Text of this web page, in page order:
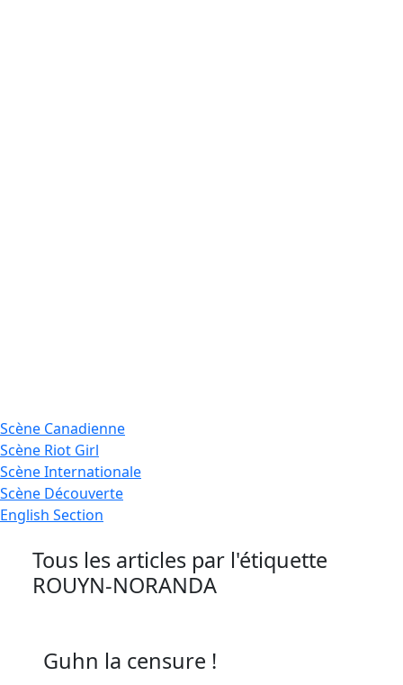
Scène Canadienne
Scène Riot Girl
ScèneInternationale
Scène Découverte
English Section
Tous les articles par l'étiquette
ROUYN-NORANDA
Guhn la censure !